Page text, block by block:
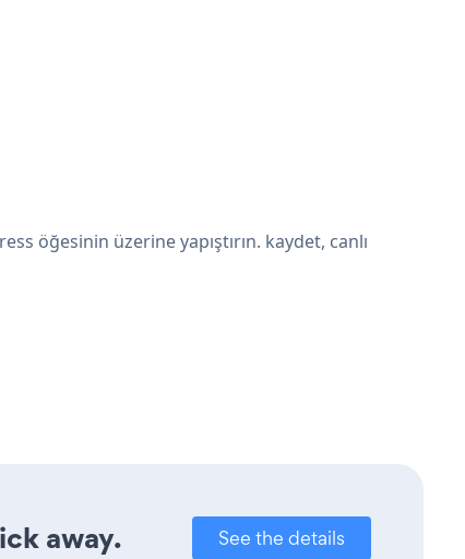
öğesinin üzerine yapıştırın. kaydet, canlı
away. See the details